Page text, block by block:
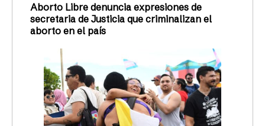
Aborto Libre denuncia expresiones de
secretaria de Justicia que criminalizan el
aborto en el país